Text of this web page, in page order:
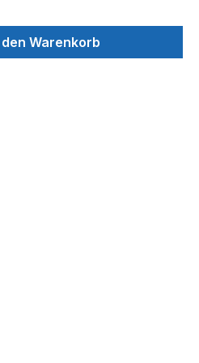
Wert
den Warenkorb